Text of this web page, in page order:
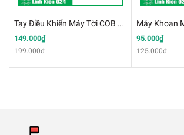
Tay Điều Khiển Máy Tời COB 61H (Đảo Chiều Động Cơ) 2 Nút - Có Nút Dừng Khẩn Cấp
149.000₫
199.000₫
95.000₫
125.000₫